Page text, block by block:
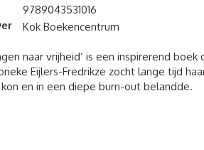
9789043531016
Kok Boekencentrum
naar vrijheid’ is een inspirerend
Eijlers-Fredrikze zocht lange tijd
en in een diepe burn-out belandde.